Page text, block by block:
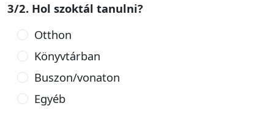
3/2. Hol szoktál tanulni?
Otthon
Könyvtárban
Buszon/vonaton
Egyéb